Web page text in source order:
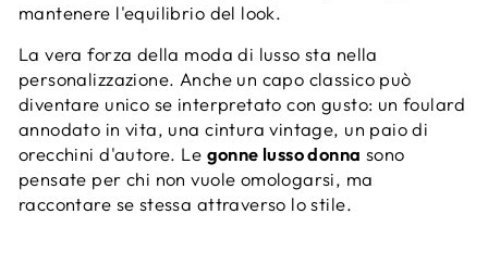
mantenere l'equilibrio del look.
La vera forza della moda di lusso sta nella
personalizzazione. Anche un capo classico può
diventare unico se interpretato con gusto: un foulard
annodato in vita, una cintura vintage, un paio di
orecchini d'autore. Le gonne lusso donna sono
pensate per chi non vuole omologarsi, ma
raccontare se stessa attraverso lo stile.